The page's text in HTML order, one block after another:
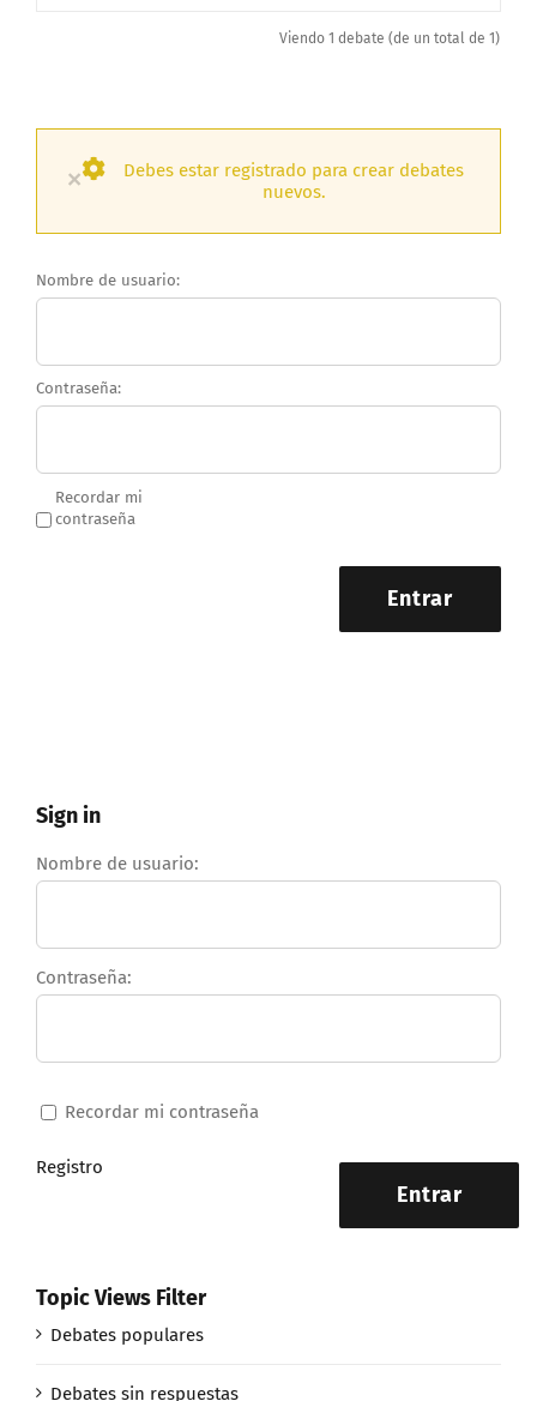
Viendo 1 debate (de un total de 1)
×
Debes estar registrado para crear debates
nuevos.
Nombre de usuario:
Contraseña:
Recordar mi
contraseña
Entrar
Sign in
Nombre de usuario:
Contraseña:
Recordar mi contraseña
Entrar
Registro
Topic Views Filter
Debates populares
Debates sin respuestas